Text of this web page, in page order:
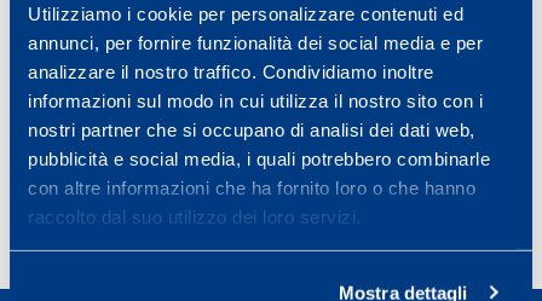
Utilizziamo i cookie per personalizzare contenuti ed
annunci, per fornire funzionalità dei social media e per
analizzare il nostro traffico. Condividiamo inoltre
informazioni sul modo in cui utilizza il nostro sito con i
nostri partner che si occupano di analisi dei dati web,
pubblicità e social media, i quali potrebbero combinarle
con altre informazioni che ha fornito loro o che hanno
raccolto dal suo utilizzo dei loro servizi.
Mostra dettagli
MAPEI RINNOVA IL SUO IMPEGNO COME OFFICIAL
15 Aprile 2026
MAPEI RINNOVA IL SUO IMPEGNO COME
OFFICIAL SPONSOR DELLA STRAMILANO
2026
Leggi tutto